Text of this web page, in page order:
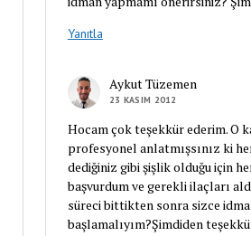
Yanıtla
Aykut Tüzemen
23 KASIM 2012
Hocam çok teşekkür ederim. O
profesyonel anlatmışsınız ki
dediğiniz gibi şişlik olduğu için
başvurdum ve gerekli ilaçları
süreci bittikten sonra sizce
başlamalıyım?Şimdiden